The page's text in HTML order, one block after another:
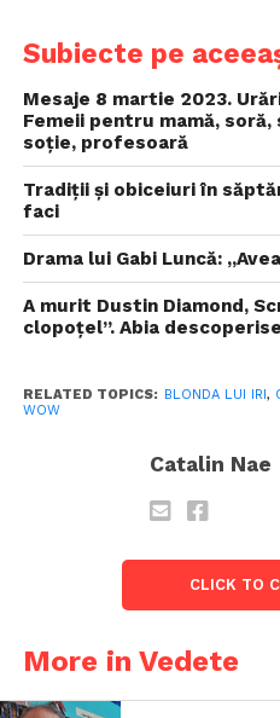
Subiecte pe
Mesaje 8 martie 2023.
Femeii pentru mamă,
soție, profesoară
Tradiții și obiceiuri în
faci
Drama lui Gabi Luncă:
A murit Dustin Diamond,
clopoţel”. Abia
RELATED TOPICS: BLONDA LUI IRI ,
WOW
Catalin Nae
CLICK TO
More in Vedete